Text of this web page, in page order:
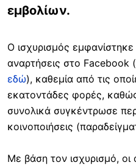
εμβολίων.
Ο ισχυρισμός
αναρτήσεις στο Facebook
εδώ), καθεμία από τις
εκατοντάδες φορές,
συνολικά συγκέντρωσε
κοινοποιήσεις
Με βάση τον ισχυρισμό, οι